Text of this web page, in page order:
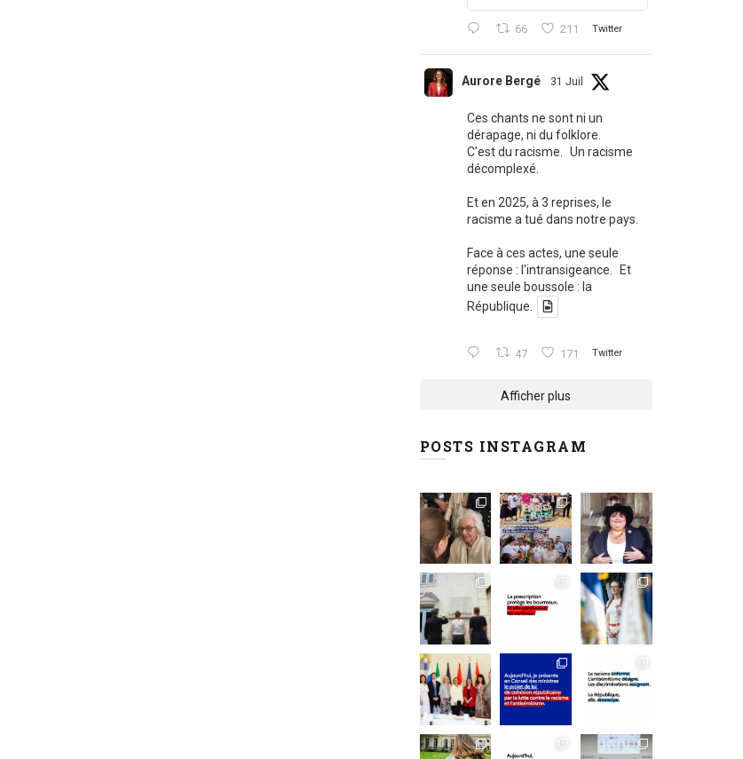
66 211 Twitter
Aurore Bergé 31 Juil
Ces chants ne sont ni un
dérapage, ni du folklore.
C'est du racisme. Un racisme
décomplexé.
Et en 2025, à 3 reprises, le
racisme a tué dans notre pays.
Face à ces actes, une seule
réponse : l'intransigeance. Et
une seule boussole : la
République.
47 171 Twitter
Afficher plus
POSTS INSTAGRAM